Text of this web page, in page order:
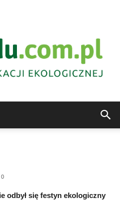
0
odbył się festyn ekologiczny